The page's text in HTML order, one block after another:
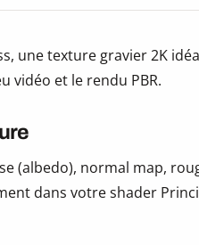
une texture gravier 2K
vidéo et le rendu PBR.
(albedo), normal map,
dans votre shader